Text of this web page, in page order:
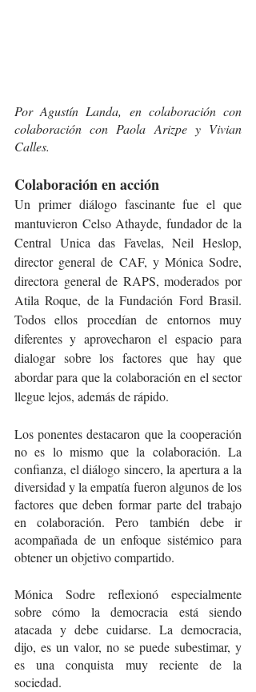
Por Agustín Landa, en colaboración con
colaboración con Paola Arizpe y Vivian
Calles.
Colaboración en acción
Un primer diálogo fascinante fue el que
mantuvieron Celso Athayde, fundador de la
Central Unica das Favelas, Neil Heslop,
director general de CAF, y Mónica Sodre,
directora general de RAPS, moderados por
Atila Roque, de la Fundación Ford Brasil.
Todos ellos procedían de entornos muy
diferentes y aprovecharon el espacio para
dialogar sobre los factores que hay que
abordar para que la colaboración en el sector
llegue lejos, además de rápido.
Los ponentes destacaron que la cooperación
no es lo mismo que la colaboración. La
confianza, el diálogo sincero, la apertura a la
diversidad y la empatía fueron algunos de los
factores que deben formar parte del trabajo
en colaboración. Pero también debe ir
acompañada de un enfoque sistémico para
obtener un objetivo compartido.
Mónica Sodre reflexionó especialmente
sobre cómo la democracia está siendo
atacada y debe cuidarse. La democracia,
dijo, es un valor, no se puede subestimar, y
es una conquista muy reciente de la
sociedad.